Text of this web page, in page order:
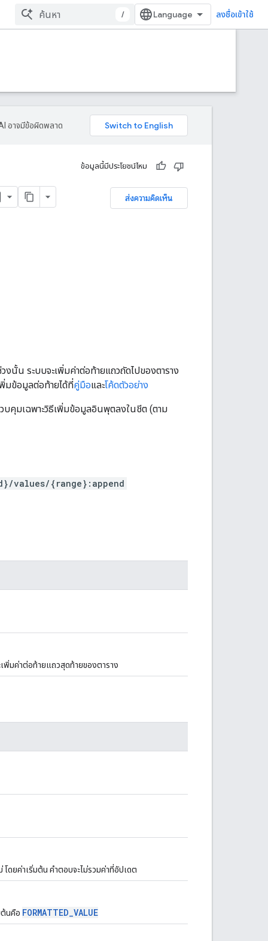
/ ลงชื่อเข้าใช้
อาจมีข้อผิดพลาด
ข้อมูลนี้มีประโยชน์ไหม
ส่งความคิดเห็น
งนั้น ระบบจะเพิ่มค่าต่อท้ายแถวถัดไปของตาราง
พิ่มข้อมูลต่อท้ายได้ที่คู่มือและโค้ดตัวอย่าง
บคุมเฉพาะวิธีเพิ่มข้อมูลอินพุตลงในชีต (ตาม
values/{range}:append
พิ่มค่าต่อท้ายแถวสุดท้ายของตาราง
ดยค่าเริ่มต้น คำตอบจะไม่รวมค่าที่อัปเดต
นคือ FORMATTED_VALUE